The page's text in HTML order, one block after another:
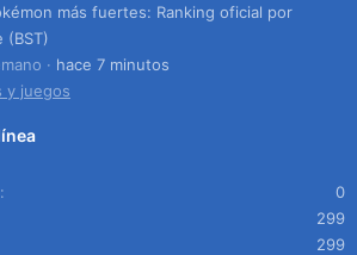
más fuertes: Ranking oficial por
(BST)
hace 7 minutos
y juegos
0
299
299